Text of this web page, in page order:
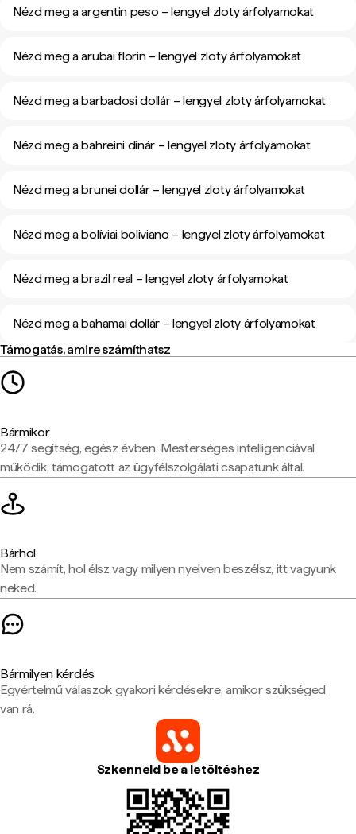
Nézd meg a argentin peso – lengyel zloty árfolyamokat
Nézd meg a arubai florin – lengyel zloty árfolyamokat
Nézd meg a barbadosi dollár – lengyel zloty árfolyamokat
Nézd meg a bahreini dinár – lengyel zloty árfolyamokat
Nézd meg a brunei dollár – lengyel zloty árfolyamokat
Nézd meg a bolíviai boliviano – lengyel zloty árfolyamokat
Nézd meg a brazil real – lengyel zloty árfolyamokat
Nézd meg a bahamai dollár – lengyel zloty árfolyamokat
Támogatás, amire számíthatsz
Bármikor
24/7 segítség, egész évben. Mesterséges intelligenciával
működik, támogatott az ügyfélszolgálati csapatunk által.
Bárhol
Nem számít, hol élsz vagy milyen nyelven beszélsz, itt vagyunk
neked.
Bármilyen kérdés
Egyértelmű válaszok gyakori kérdésekre, amikor szükséged
van rá.
Szkenneld be a letöltéshez